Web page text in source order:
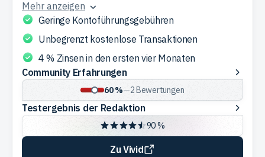
Mehr anzeigen
Geringe Kontoführungsgebühren
Unbegrenzt kostenlose Transaktionen
4 % Zinsen in den ersten vier Monaten
Community
Erfahrungen
Community Erfahrungen
60 %—2 Bewertungen
Testergebnis
der
Redaktion
Testergebnis der Redaktion
90 %
Zu Vivid